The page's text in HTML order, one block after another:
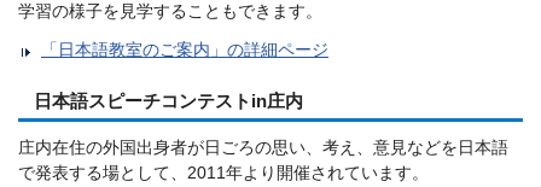
学習の様子を見学することもできます。
「日本語教室のご案内」の詳細ページ
日本語スピーチコンテストin庄内
庄内在住の外国出身者が日ごろの思い、考え、意見などを日本語
で発表する場として、2011年より開催されています。